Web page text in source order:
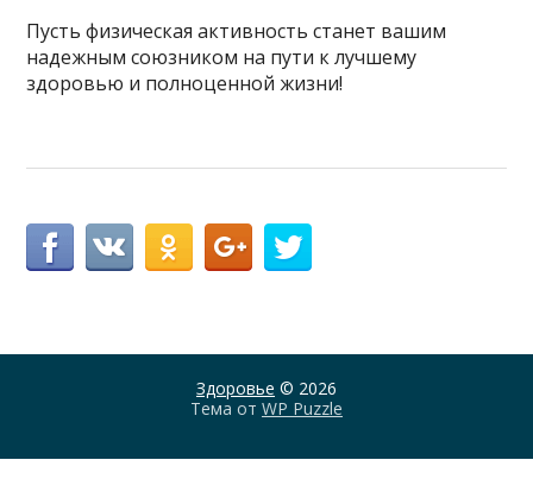
Пусть физическая активность станет вашим
надежным союзником на пути к лучшему
здоровью и полноценной жизни!
Здоровье © 2026
Тема от WP Puzzle